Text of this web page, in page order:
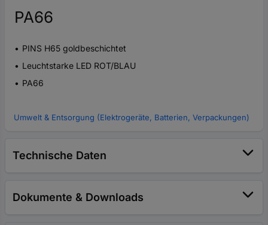
PA66
PINS H65 goldbeschichtet
Leuchtstarke LED ROT/BLAU
PA66
Umwelt & Entsorgung (Elektrogeräte, Batterien, Verpackungen)
Technische Daten
Dokumente & Downloads